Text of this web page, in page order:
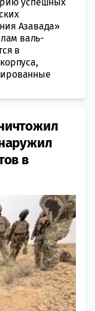
Азавада»
валь-
в
в